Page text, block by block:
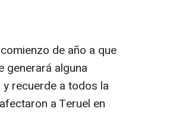
de año a que
generará alguna
recuerde a todos la
a Teruel en